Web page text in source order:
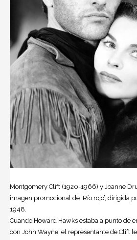
Montgomery Clift (1920-1966) y Joanne
imagen promocional de ‘Río rojo’, dirigida
1948.
Cuando Howard Hawks estaba a punto de
con John Wayne, el representante de Clift